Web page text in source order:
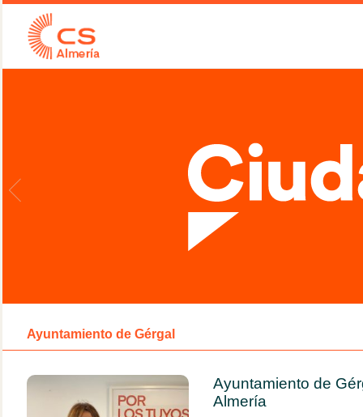
Ayuntamiento de Gérgal
Ayuntamiento de
Almería